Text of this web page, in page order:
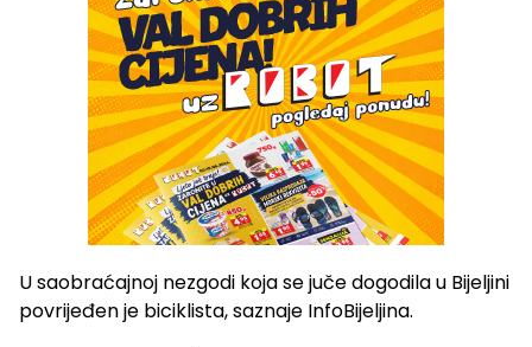
U saobraćajnoj nezgodi koja se juče dogodila u Bijeljini
povrijeđen je biciklista, saznaje InfoBijeljina.